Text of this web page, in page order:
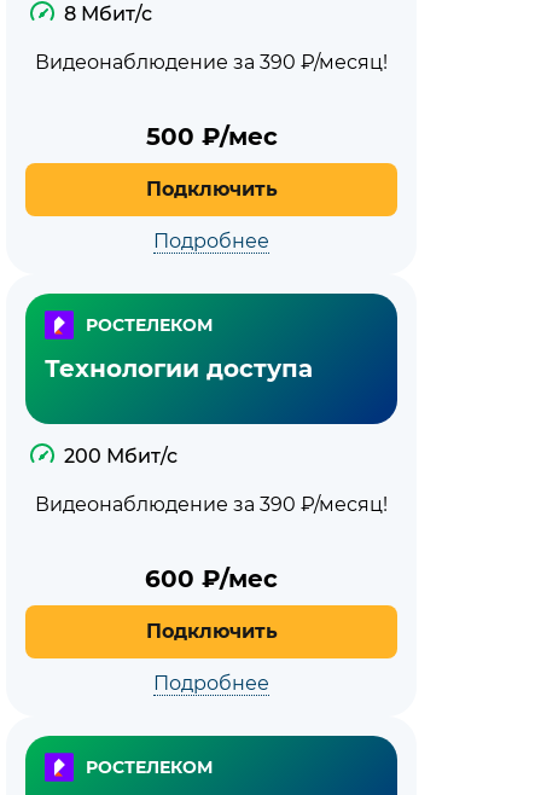
8 Мбит/с
Видеонаблюдение за 390 ₽/месяц!
500 ₽/мес
Подключить
Подробнее
РОСТЕЛЕКОМ
Технологии доступа
200 Мбит/с
Видеонаблюдение за 390 ₽/месяц!
600 ₽/мес
Подключить
Подробнее
РОСТЕЛЕКОМ